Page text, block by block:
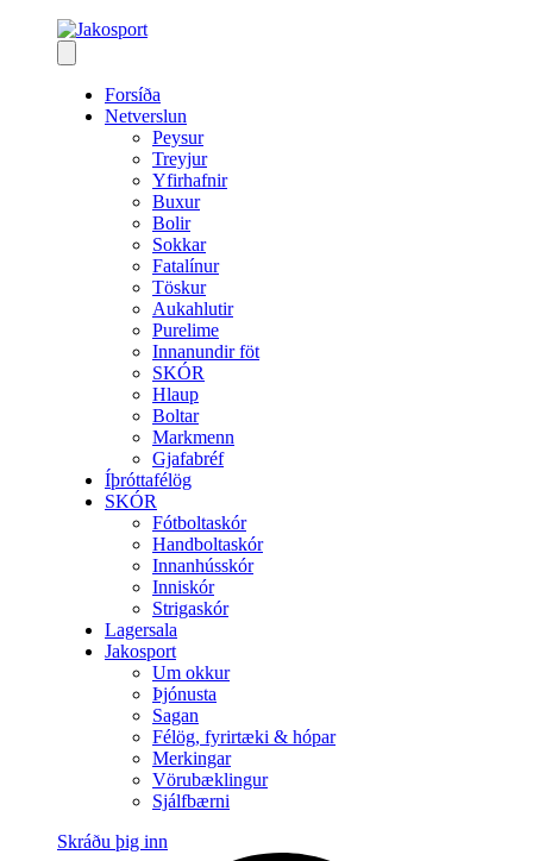
Forsíða
Netverslun
Peysur
Treyjur
Yfirhafnir
Buxur
Bolir
Sokkar
Fatalínur
Töskur
Aukahlutir
Purelime
Innanundir föt
SKÓR
Hlaup
Boltar
Markmenn
Gjafabréf
Íþróttafélög
SKÓR
Fótboltaskór
Handboltaskór
Innanhússkór
Inniskór
Strigaskór
Lagersala
Jakosport
Um okkur
Þjónusta
Sagan
Félög, fyrirtæki & hópar
Merkingar
Vörubæklingur
Sjálfbærni
Skráðu þig inn